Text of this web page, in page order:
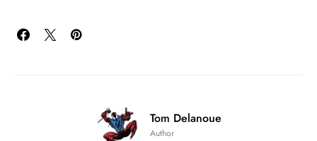
Tom Delanoue
Author